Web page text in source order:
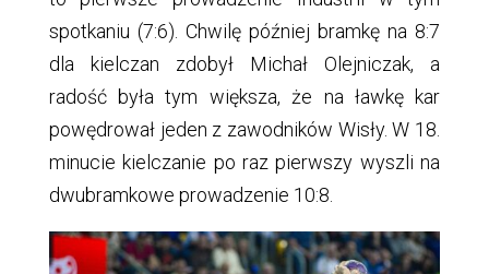
spotkaniu (7:6). Chwilę później bramkę na 8:7
dla kielczan zdobył Michał Olejniczak, a
radość była tym większa, że na ławkę kar
powędrował jeden z zawodników Wisły. W 18.
minucie kielczanie po raz pierwszy wyszli na
dwubramkowe prowadzenie 10:8.